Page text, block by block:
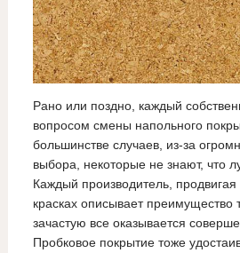
Рано или поздно, каждый
вопросом смены напольного
большинстве случаев, из-за
выбора, некоторые не знают, что
Каждый производитель,
красках описывает преимущество
зачастую все оказывается
Пробковое покрытие тоже